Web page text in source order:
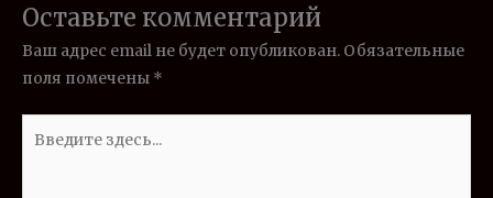
Оставьте комментарий
Ваш адрес email не будет опубликован. Обязательные
поля помечены *
здесь...